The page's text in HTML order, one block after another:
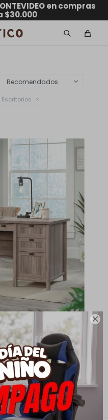

EL PAÍS
RECARGOen compras
$30.000
Recomendados
Escritorios
Sauder - Linea Costa